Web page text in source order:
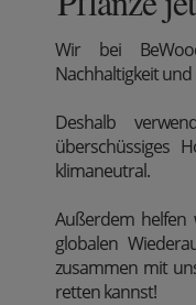
Wir bei
Nachhaltigkeit
Deshalb
überschüssiges
klimaneutral.
Außerdem helfen
globalen
zusammen mit
retten kannst!